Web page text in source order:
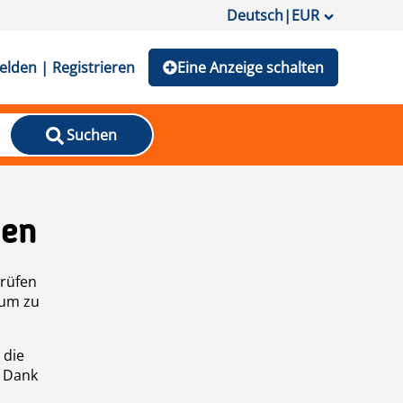
Deutsch|EUR
| Registrieren Eine Anzeige schalten
Suchen
zu
die